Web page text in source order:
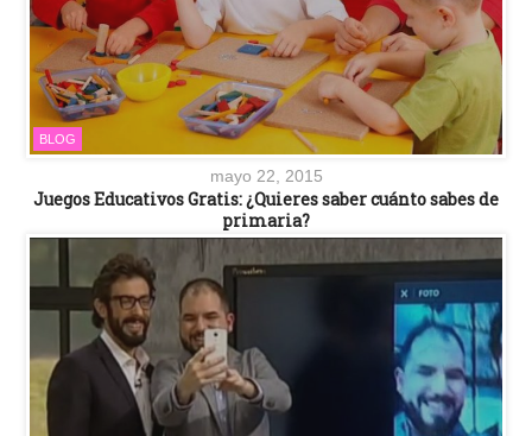
BLOG
mayo 22, 2015
Juegos Educativos Gratis: ¿Quieres saber cuánto sabes de
primaria?